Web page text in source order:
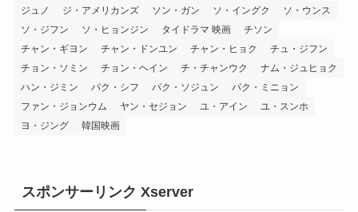
ジュノ
ジ・アメリカンズ ソン・ガン ソ・イングク
ソ・ウンス
ソ・ジフン
ソ・ヒョンジン タイドラマ 映画
チソン
チャン・ギヨン
チャン・ドンユン チャン・ヒョク
チュ・ジフン
チョン・ソミン
チョン・ヘイン チ・チャンウク
ナム・ジュヒョク
ハン・ジミン
パク・シフ パク・ソジュン
パク・ミニョン
ファン・ジョンウム
ヤン・セジョン ユ・アイン
ユ・スンホ
ヨ・ジング
韓国映画
スポンサーリンク Xserver